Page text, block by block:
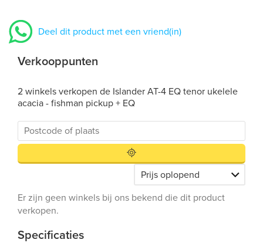
Deel dit product met een vriend(in)
Verkooppunten
2 winkels verkopen de Islander AT-4 EQ tenor ukelele
acacia - fishman pickup + EQ
Er zijn geen winkels bij ons bekend die dit product
verkopen.
Specificaties